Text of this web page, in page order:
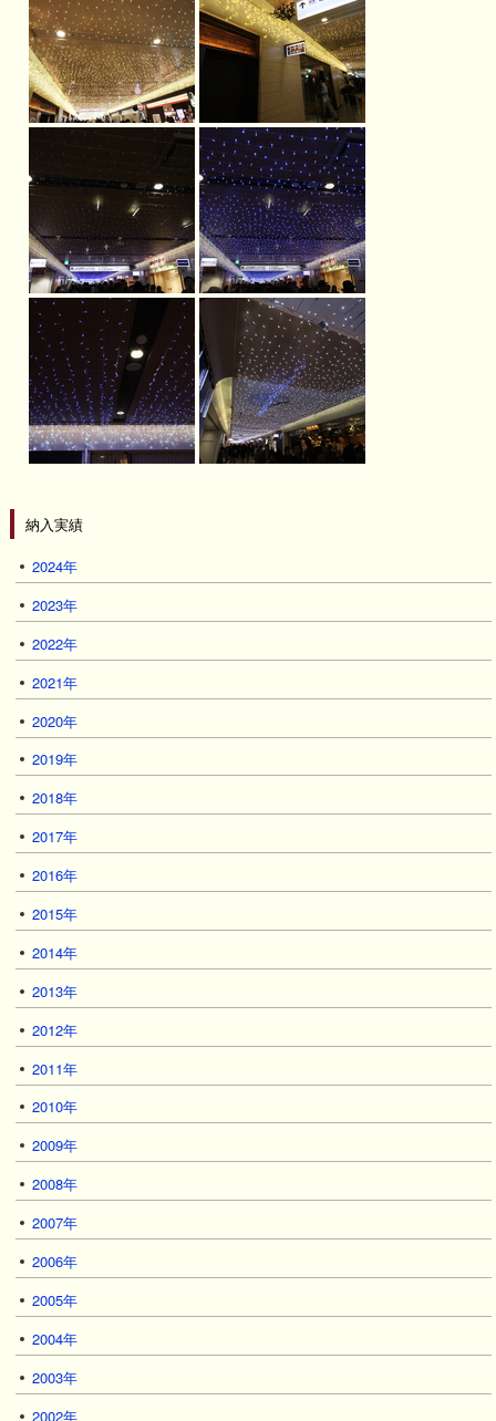
納入実績
2024年
2023年
2022年
2021年
2020年
2019年
2018年
2017年
2016年
2015年
2014年
2013年
2012年
2011年
2010年
2009年
2008年
2007年
2006年
2005年
2004年
2003年
2002年